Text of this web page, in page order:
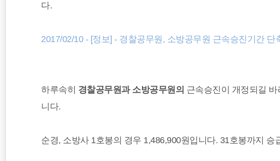
다.
2017/02/10 - [정보] - 경찰공무원, 소방공무원 근속승진기간 단
하루속히 경찰공무원과 소방공무원의 근속승진이 개정되길 바
니다.
순경, 소방사 1호봉의 경우 1,486,900원입니다. 31호봉까지 승